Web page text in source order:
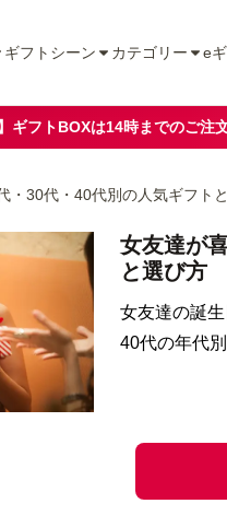
ギフトシーン カテゴリー e
ギフトBOXは14時までのご
・30代・40代別の人気ギフト
女友達が
と選び方
女友達の誕
40代の年代